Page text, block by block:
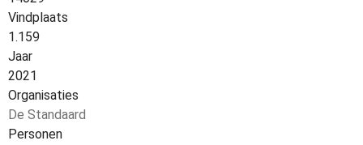
Vindplaats
1.159
Jaar
2021
Organisaties
De Standaard
Personen